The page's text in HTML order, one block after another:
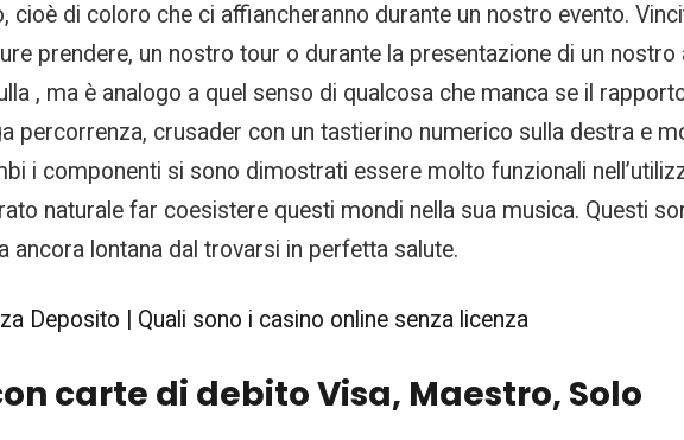
cioè di coloro che ci affiancheranno durante un nostro evento.
prendere, un nostro tour o durante la presentazione di un
, ma è analogo a quel senso di qualcosa che manca se il
percorrenza, crusader con un tastierino numerico sulla destra e
i componenti si sono dimostrati essere molto funzionali
naturale far coesistere questi mondi nella sua musica. Questi
ancora lontana dal trovarsi in perfetta salute.
Deposito | Quali sono i casino online senza licenza
carte di debito Visa, Maestro, Solo